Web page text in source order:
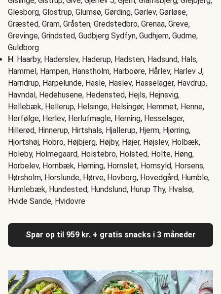
Glesborg, Glostrup, Glumsø, Gørding, Gørlev, Gørløse,
Græsted, Gram, Gråsten, Gredstedbro, Grenaa, Greve,
Grevinge, Grindsted, Gudbjerg Sydfyn, Gudhjem, Gudme,
Guldborg
H: Haarby, Haderslev, Haderup, Hadsten, Hadsund, Hals,
Hammel, Hampen, Hanstholm, Harboøre, Hårlev, Harlev J,
Harndrup, Harpelunde, Hasle, Haslev, Hasselager, Havdrup,
Havndal, Hedehusene, Hedensted, Hejls, Hejnsvig,
Hellebæk, Hellerup, Helsinge, Helsingør, Hemmet, Henne,
Herfølge, Herlev, Herlufmagle, Herning, Hesselager,
Hillerød, Hinnerup, Hirtshals, Hjallerup, Hjerm, Hjørring,
Hjortshøj, Hobro, Højbjerg, Højby, Højer, Højslev, Holbæk,
Holeby, Holmegaard, Holstebro, Holsted, Holte, Høng,
Horbelev, Hornbæk, Hørning, Hornslet, Hornsyld, Horsens,
Hørsholm, Horslunde, Hørve, Hovborg, Hovedgård, Humble,
Humlebæk, Hundested, Hundslund, Hurup Thy, Hvalsø,
Hvide Sande, Hvidovre
Spar op til 959 kr. + gratis snacks i 3 måneder